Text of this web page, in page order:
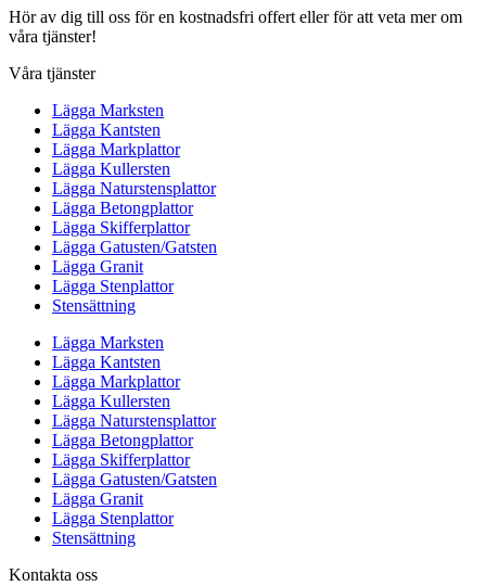
Hör av dig till oss för en kostnadsfri offert eller för att veta mer om
våra tjänster!
Våra tjänster
Lägga Marksten
Lägga Kantsten
Lägga Markplattor
Lägga Kullersten
Lägga Naturstensplattor
Lägga Betongplattor
Lägga Skifferplattor
Lägga Gatusten/Gatsten
Lägga Granit
Lägga Stenplattor
Stensättning
Lägga Marksten
Lägga Kantsten
Lägga Markplattor
Lägga Kullersten
Lägga Naturstensplattor
Lägga Betongplattor
Lägga Skifferplattor
Lägga Gatusten/Gatsten
Lägga Granit
Lägga Stenplattor
Stensättning
Kontakta oss